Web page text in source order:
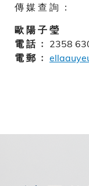
傳 媒 查 詢 ：
歐 陽 子 瑩
電 話 ﹕ 2358
電 郵 ﹕